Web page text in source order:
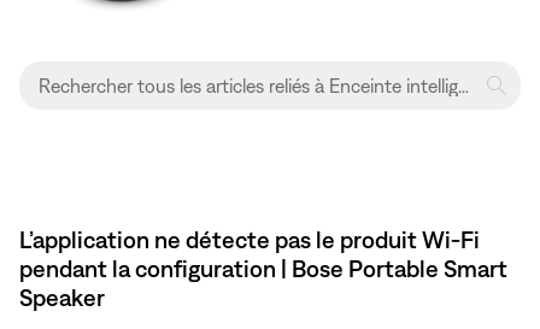
L’application ne détecte pas le produit Wi-Fi
pendant la configuration | Bose Portable Smart
Speaker